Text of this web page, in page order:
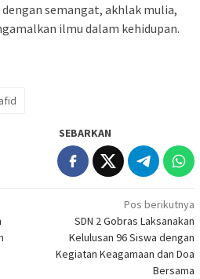
semangat, akhlak mulia,
ilmu dalam kehidupan.
SEBARKAN
Pos berikutnya
SDN 2 Gobras Laksanakan
Kelulusan 96 Siswa dengan
Kegiatan Keagamaan dan Doa
Bersama